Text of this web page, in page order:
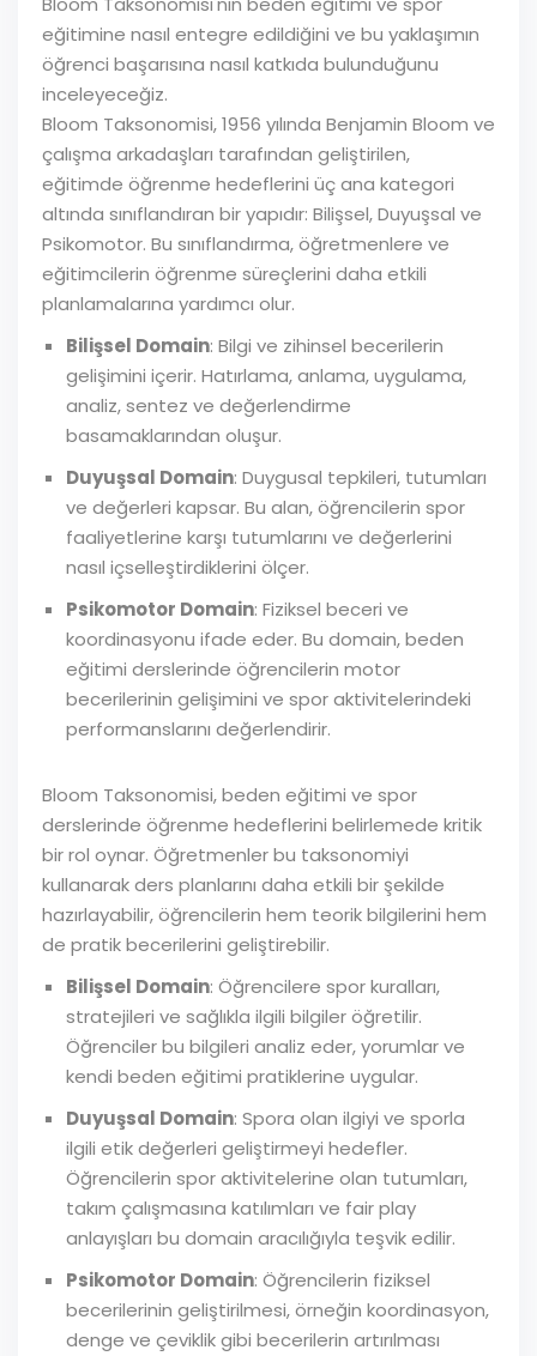
eğitimine nasıl entegre edildiğini ve bu yaklaşımın
öğrenci başarısına nasıl katkıda bulunduğunu
inceleyeceğiz.
Bloom Taksonomisi, 1956 yılında Benjamin Bloom ve
çalışma arkadaşları tarafından geliştirilen,
eğitimde öğrenme hedeflerini üç ana kategori
altında sınıflandıran bir yapıdır: Bilişsel, Duyuşsal ve
Psikomotor. Bu sınıflandırma, öğretmenlere ve
eğitimcilerin öğrenme süreçlerini daha etkili
planlamalarına yardımcı olur.
Bilişsel Domain: Bilgi ve zihinsel becerilerin
gelişimini içerir. Hatırlama, anlama, uygulama,
analiz, sentez ve değerlendirme
basamaklarından oluşur.
Duyuşsal Domain: Duygusal tepkileri, tutumları
ve değerleri kapsar. Bu alan, öğrencilerin spor
faaliyetlerine karşı tutumlarını ve değerlerini
nasıl içselleştirdiklerini ölçer.
Psikomotor Domain: Fiziksel beceri ve
koordinasyonu ifade eder. Bu domain, beden
eğitimi derslerinde öğrencilerin motor
becerilerinin gelişimini ve spor aktivitelerindeki
performanslarını değerlendirir.
Bloom Taksonomisi, beden eğitimi ve spor
derslerinde öğrenme hedeflerini belirlemede kritik
bir rol oynar. Öğretmenler bu taksonomiyi
kullanarak ders planlarını daha etkili bir şekilde
hazırlayabilir, öğrencilerin hem teorik bilgilerini hem
de pratik becerilerini geliştirebilir.
Bilişsel Domain: Öğrencilere spor kuralları,
stratejileri ve sağlıkla ilgili bilgiler öğretilir.
Öğrenciler bu bilgileri analiz eder, yorumlar ve
kendi beden eğitimi pratiklerine uygular.
Duyuşsal Domain: Spora olan ilgiyi ve sporla
ilgili etik değerleri geliştirmeyi hedefler.
Öğrencilerin spor aktivitelerine olan tutumları,
takım çalışmasına katılımları ve fair play
anlayışları bu domain aracılığıyla teşvik edilir.
Psikomotor Domain: Öğrencilerin fiziksel
becerilerinin geliştirilmesi, örneğin koordinasyon,
denge ve çeviklik gibi becerilerin artırılması